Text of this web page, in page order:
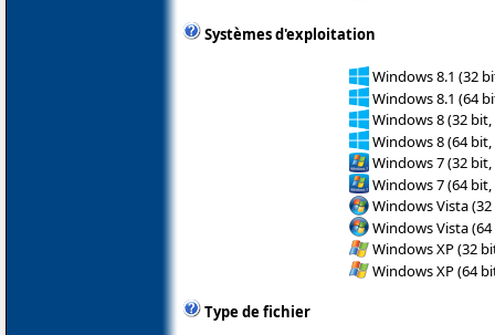
Systèmes d'exploitation
Windows 8.1 (32
Windows 8.1 (64
Windows 8 (32 bit,
Windows 8 (64 bit,
Windows 7 (32 bit,
Windows 7 (64 bit,
Windows Vista
Windows Vista
Windows XP (32
Windows XP (64
Type de fichier